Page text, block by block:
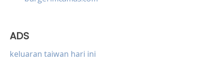
ADS
keluaran taiwan hari ini